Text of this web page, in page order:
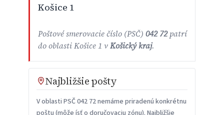
Košice 1
Poštové smerovacie číslo (PSČ) 042 72patrí
do oblasti Košice 1 vKošický kraj.
Najbližšie pošty
V oblasti PSČ 042 72 nemáme priradenú konkrétnu